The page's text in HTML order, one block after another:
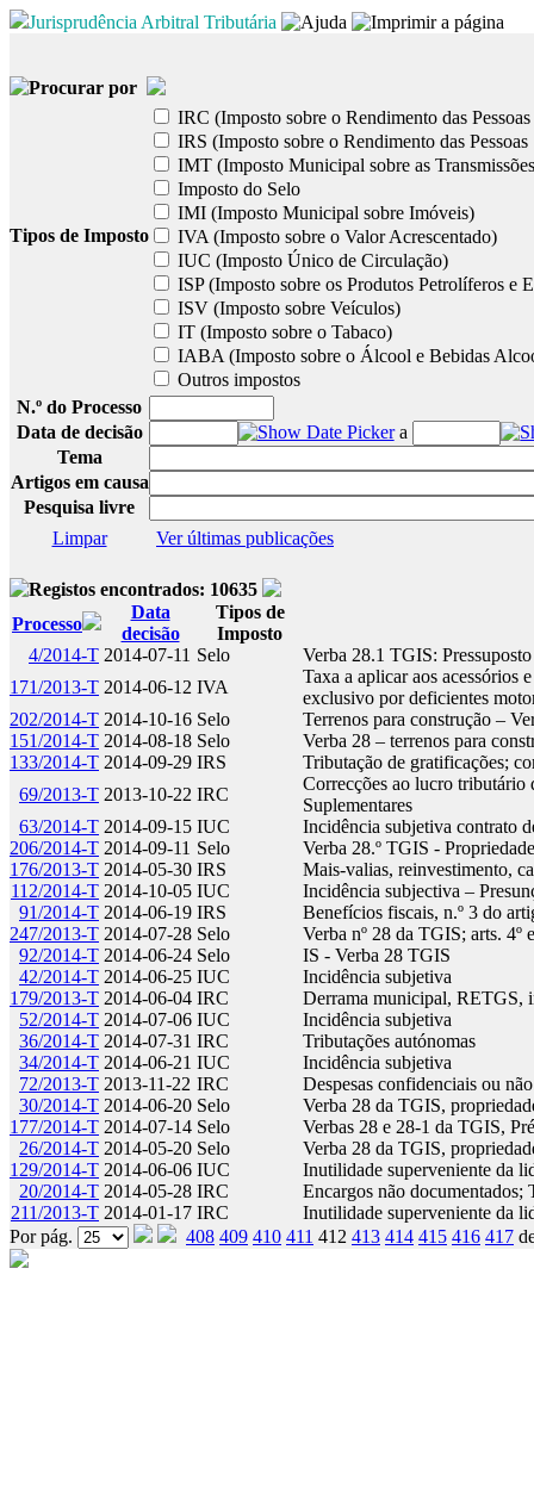
Jurisprudência Arbitral Tributária
Procurar por
IRC (Imposto sobre o Rendimento das
IRS (Imposto sobre o Rendimento das Pessoas
IMT (Imposto Municipal sobre as
Imposto do Selo
IMI (Imposto Municipal sobre Imóveis)
Tipos de Imposto
IVA (Imposto sobre o Valor Acrescentado)
IUC (Imposto Único de Circulação)
ISP (Imposto sobre os Produtos Petrolíferos e
ISV (Imposto sobre Veículos)
IT (Imposto sobre o Tabaco)
IABA (Imposto sobre o Álcool e Bebidas
Outros impostos
N.º do Processo
Data de decisão
a
Tema
Artigos em causa
Pesquisa livre
Limpar
Ver últimas publicações
Registos encontrados: 10635
Processo
Data
decisão
Tipos de
Imposto
4/2014-T 2014-07-11 Selo
Verba 28.1 TGIS:
171/2013-T 2014-06-12 IVA
Taxa a aplicar aos acessórios
exclusivo por deficientes
202/2014-T 2014-10-16 Selo
Terrenos para construção –
151/2014-T 2014-08-18 Selo
Verba 28 – terrenos para
133/2014-T 2014-09-29 IRS
Tributação de gratificações;
69/2013-T 2013-10-22 IRC
Correcções ao lucro tributário
Suplementares
63/2014-T 2014-09-15 IUC
Incidência subjetiva contrato
206/2014-T 2014-09-11 Selo
Verba 28.º TGIS -
176/2013-T 2014-05-30 IRS
Mais-valias, reinvestimento,
112/2014-T 2014-10-05 IUC
Incidência subjectiva –
91/2014-T 2014-06-19 IRS
Benefícios fiscais, n.º 3 do
247/2013-T 2014-07-28 Selo
Verba nº 28 da TGIS; arts.
92/2014-T 2014-06-24 Selo
IS - Verba 28 TGIS
42/2014-T 2014-06-25 IUC
Incidência subjetiva
179/2013-T 2014-06-04 IRC
Derrama municipal, RETGS,
52/2014-T 2014-07-06 IUC
Incidência subjetiva
36/2014-T 2014-07-31 IRC
Tributações autónomas
34/2014-T 2014-06-21 IUC
Incidência subjetiva
72/2013-T 2013-11-22 IRC
Despesas confidenciais ou
30/2014-T 2014-06-20 Selo
Verba 28 da TGIS,
177/2014-T 2014-07-14 Selo
Verbas 28 e 28-1 da TGIS,
26/2014-T 2014-05-20 Selo
Verba 28 da TGIS,
129/2014-T 2014-06-06 IUC
Inutilidade superveniente da
20/2014-T 2014-05-28 IRC
Encargos não documentados;
211/2013-T 2014-01-17 IRC
Inutilidade superveniente da
Por pág.
408 409 410 411 412 413 414 415 416 417